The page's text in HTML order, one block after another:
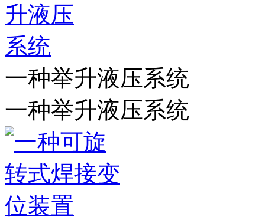
一种举升液压系统
一种举升液压系统